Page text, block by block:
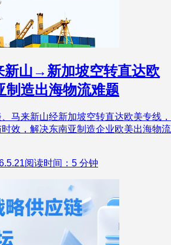
新山→新加坡空转直达欧
制造出海物流难题
马来新山经新加坡空转直达欧美专线，
效，解决东南亚制造企业欧美出海物流
阅读时间：5 分钟